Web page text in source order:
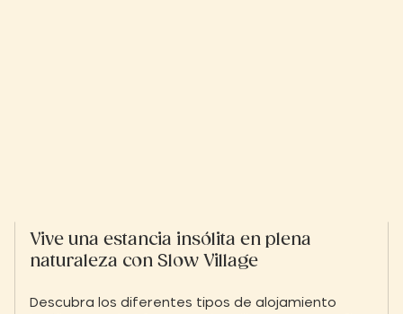
Vive una estancia insólita en plena
naturaleza con Slow Village
Descubra los diferentes tipos de alojamiento